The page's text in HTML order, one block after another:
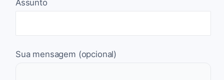
Assunto
Sua mensagem (opcional)